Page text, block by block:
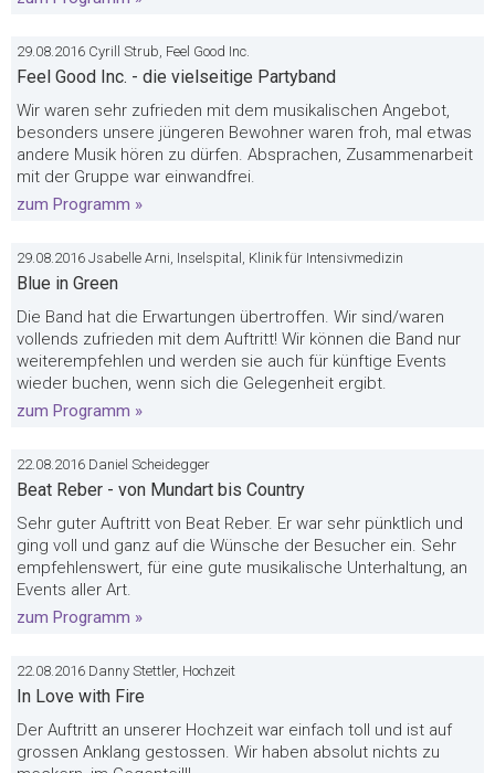
29.08.2016 Cyrill Strub, Feel Good Inc.
Feel Good Inc. - die vielseitige Partyband
Wir waren sehr zufrieden mit dem musikalischen Angebot,
besonders unsere jüngeren Bewohner waren froh, mal etwas
andere Musik hören zu dürfen. Absprachen, Zusammenarbeit
mit der Gruppe war einwandfrei.
zum Programm »
29.08.2016 Jsabelle Arni, Inselspital, Klinik für Intensivmedizin
Blue in Green
Die Band hat die Erwartungen übertroffen. Wir sind/waren
vollends zufrieden mit dem Auftritt! Wir können die Band nur
weiterempfehlen und werden sie auch für künftige Events
wieder buchen, wenn sich die Gelegenheit ergibt.
zum Programm »
22.08.2016 Daniel Scheidegger
Beat Reber - von Mundart bis Country
Sehr guter Auftritt von Beat Reber. Er war sehr pünktlich und
ging voll und ganz auf die Wünsche der Besucher ein. Sehr
empfehlenswert, für eine gute musikalische Unterhaltung, an
Events aller Art.
zum Programm »
22.08.2016 Danny Stettler, Hochzeit
In Love with Fire
Der Auftritt an unserer Hochzeit war einfach toll und ist auf
grossen Anklang gestossen. Wir haben absolut nichts zu